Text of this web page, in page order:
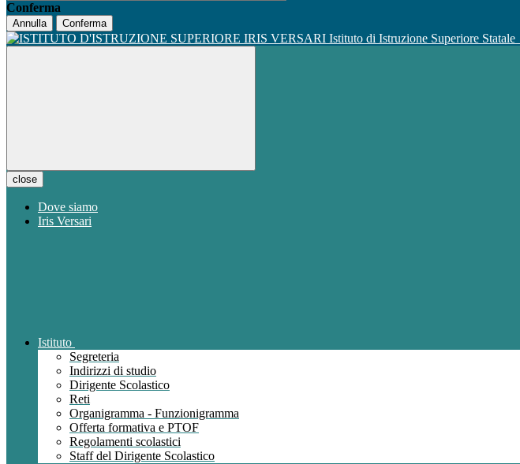
Conferma
Annulla Conferma
Istituto di Istruzione Superiore Statale
close
Dove siamo
Iris Versari
Istituto
Segreteria
Indirizzi di studio
Dirigente Scolastico
Reti
Organigramma - Funzionigramma
Offerta formativa e PTOF
Regolamenti scolastici
Staff del Dirigente Scolastico